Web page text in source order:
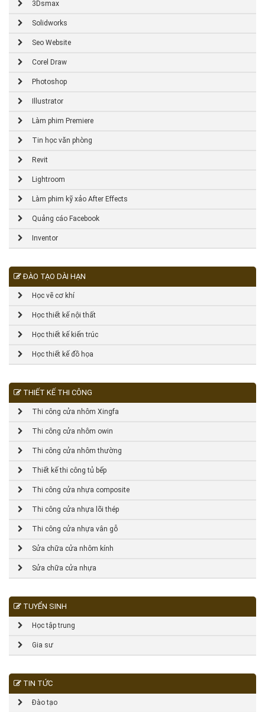
3Dsmax
Solidworks
Seo Website
Corel Draw
Photoshop
Illustrator
Làm phim Premiere
Tin học văn phòng
Revit
Lightroom
Làm phim kỹ xảo After Effects
Quảng cáo Facebook
Inventor
ĐÀO TẠO DÀI HẠN
Học vẽ cơ khí
Học thiết kế nội thất
Học thiết kế kiến trúc
Học thiết kế đồ họa
THIẾT KẾ THI CÔNG
Thi công cửa nhôm Xingfa
Thi công cửa nhôm owin
Thi công cửa nhôm thường
Thiết kế thi công tủ bếp
Thi công cửa nhựa composite
Thi công cửa nhựa lõi thép
Thi công cửa nhựa vân gỗ
Sửa chữa cửa nhôm kính
Sửa chữa cửa nhựa
TUYỂN SINH
Học tập trung
Gia sư
TIN TỨC
Đào tạo